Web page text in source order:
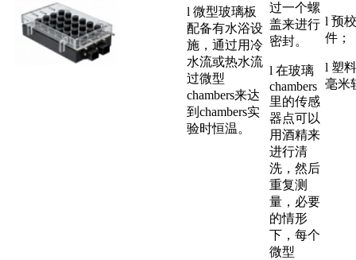
l 微型玻璃板
配备有水浴设
施，通过用冷
水流或热水流
过微型
chambers来达
到chambers实
验时恒温。
过一个螺
盖来进行
密封。
l 在玻璃
chambers
里的传感
器点可以
用酒精来
进行清
洗，然后
重复测
量，必要
的情形
下，每个
微型
l 预
件；
l 塑
毫米